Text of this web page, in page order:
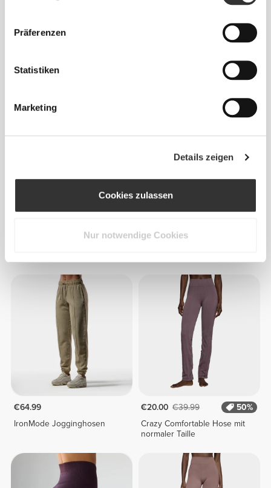
Präferenzen
Statistiken
Marketing
Details zeigen
Cookies zulassen
Nur notwendige Cookies
Athleisure Fasshosen
Elite Hose mit weitem Bein
€64.99
IronMode Jogginghosen
€20.00 €39.99
50%
Crazy Comfortable Hose mit
normaler Taille